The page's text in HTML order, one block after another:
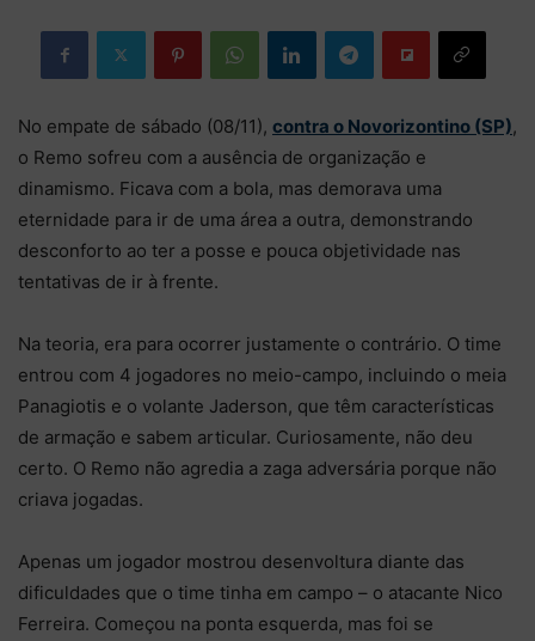
No empate de sábado (08/11), contra o Novorizontino (SP),
o Remo sofreu com a ausência de organização e
dinamismo. Ficava com a bola, mas demorava uma
eternidade para ir de uma área a outra, demonstrando
desconforto ao ter a posse e pouca objetividade nas
tentativas de ir à frente.
Na teoria, era para ocorrer justamente o contrário. O time
entrou com 4 jogadores no meio-campo, incluindo o meia
Panagiotis e o volante Jaderson, que têm características
de armação e sabem articular. Curiosamente, não deu
certo. O Remo não agredia a zaga adversária porque não
criava jogadas.
Apenas um jogador mostrou desenvoltura diante das
dificuldades que o time tinha em campo – o atacante Nico
Ferreira. Começou na ponta esquerda, mas foi se